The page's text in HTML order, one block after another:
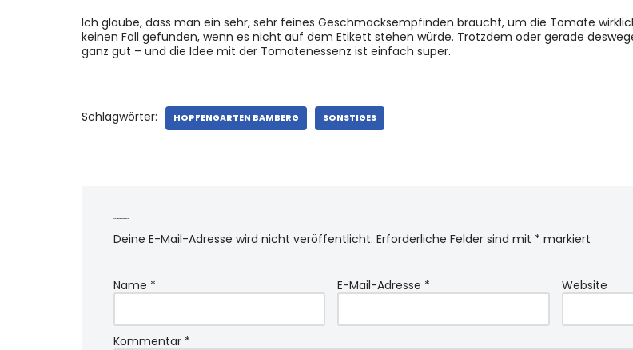
Ich glaube, dass man ein sehr, sehr feines Geschmacksempfinden braucht, um die Tomate
keinen Fall gefunden, wenn es nicht auf dem Etikett stehen würde. Trotzdem oder gerade
ganz gut – und die Idee mit der Tomatenessenz ist einfach super.
Schlagwörter: HOPFENGARTEN BAMBERG SONSTIGES
Deine E-Mail-Adresse wird nicht veröffentlicht. Erforderliche Felder sind mit * markiert
Name * E-Mail-Adresse * Website
Kommentar *